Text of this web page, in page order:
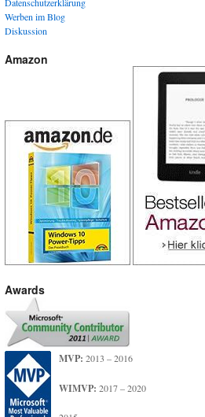
Datenschutzerklärung
Werben im Blog
Diskussion
Amazon
Awards
MVP: 2013 – 2016
WIMVP: 2017 – 2020